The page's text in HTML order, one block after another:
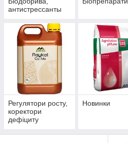
антистрессанты
Регулятори росту,
коректори
дефіциту
живлення
Новинки